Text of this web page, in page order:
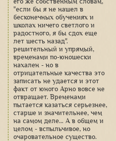
"если бы я не нашел в
бесконечных обучениях и
школах ничего светлого и
радостного, я бы сдох еще
лет шесть назад".
решительный и упрямый,
временами по-юношески
нахален - но в
отрицательные качества это
записать не удается и этот
факт от юного Арно вовсе не
отвращает. Временами
пытается казаться серьезнее,
старше и значительнее, чем
на самом деле… А в общем и
целом - вспыльчивое, но
очаровательное существо.